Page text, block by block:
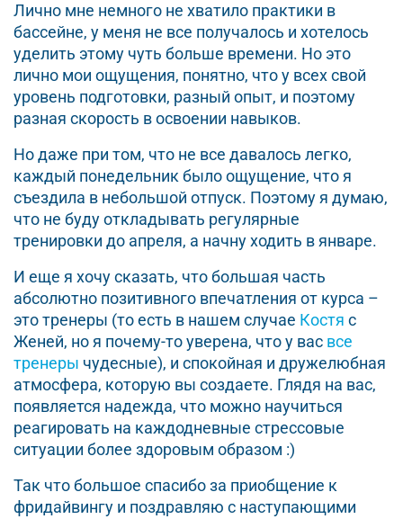
Лично мне немного не хватило практики в
бассейне, у меня не все получалось и хотелось
уделить этому чуть больше времени. Но это
лично мои ощущения, понятно, что у всех свой
уровень подготовки, разный опыт, и поэтому
разная скорость в освоении навыков.
Но даже при том, что не все давалось легко,
каждый понедельник было ощущение, что я
съездила в небольшой отпуск. Поэтому я думаю,
что не буду откладывать регулярные
тренировки до апреля, а начну ходить в январе.
И еще я хочу сказать, что большая часть
абсолютно позитивного впечатления от курса –
это тренеры (то есть в нашем случае Костя с
Женей, но я почему-то уверена, что у вас все
тренеры чудесные), и спокойная и дружелюбная
атмосфера, которую вы создаете. Глядя на вас,
появляется надежда, что можно научиться
реагировать на каждодневные стрессовые
ситуации более здоровым образом :)
Так что большое спасибо за приобщение к
фридайвингу и поздравляю с наступающими